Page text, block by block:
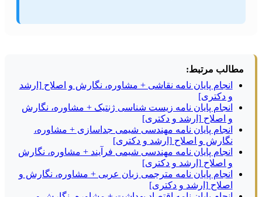
مطالب مرتبط:
انجام پایان نامه نقاشی + مشاوره، نگارش و اصلاح [ارشد
و دکتری]
انجام پایان نامه زیست شناسی ژنتیک + مشاوره، نگارش
و اصلاح [ارشد و دکتری]
انجام پایان نامه مهندسی شیمی جداسازی + مشاوره،
نگارش و اصلاح [ارشد و دکتری]
انجام پایان نامه مهندسی شیمی فرآیند + مشاوره، نگارش
و اصلاح [ارشد و دکتری]
انجام پایان نامه مترجمی زبان عربی + مشاوره، نگارش و
اصلاح [ارشد و دکتری]